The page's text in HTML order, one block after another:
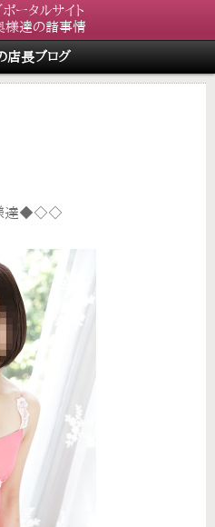
ータルサイト
達の諸事情
店長ブログ
達◆◇◇